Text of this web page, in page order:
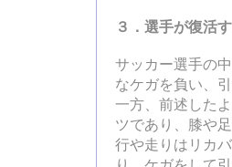
３．選手が復活
サッカー選手の
なケガを負い、
一方、前述した
ツであり、膝や
行や走りはリカ